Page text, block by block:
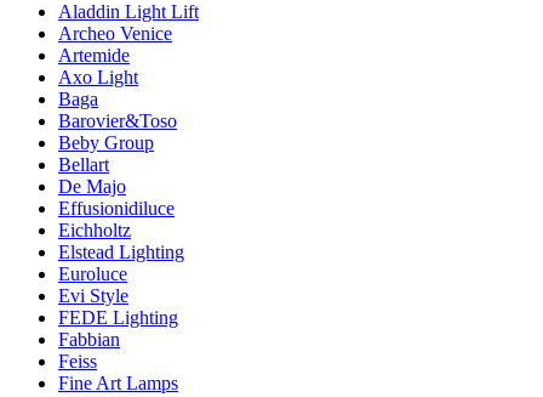
Aladdin Light Lift
Archeo Venice
Artemide
Axo Light
Baga
Barovier&Toso
Beby Group
Bellart
De Majo
Effusionidiluce
Eichholtz
Elstead Lighting
Euroluce
Evi Style
FEDE Lighting
Fabbian
Feiss
Fine Art Lamps